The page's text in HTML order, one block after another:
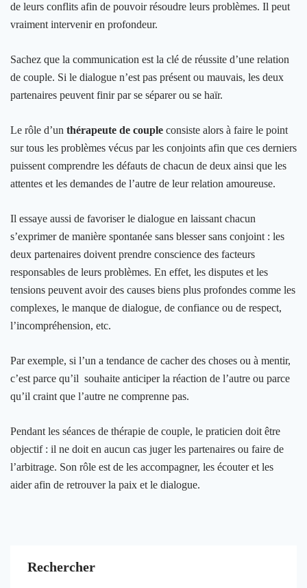
de leurs conflits afin de pouvoir résoudre leurs problèmes. Il peut
vraiment intervenir en profondeur.
Sachez que la communication est la clé de réussite d’une relation
de couple. Si le dialogue n’est pas présent ou mauvais, les deux
partenaires peuvent finir par se séparer ou se haïr.
Le rôle d’un thérapeute de couple consiste alors à faire le point
sur tous les problèmes vécus par les conjoints afin que ces derniers
puissent comprendre les défauts de chacun de deux ainsi que les
attentes et les demandes de l’autre de leur relation amoureuse.
Il essaye aussi de favoriser le dialogue en laissant chacun
s’exprimer de manière spontanée sans blesser sans conjoint : les
deux partenaires doivent prendre conscience des facteurs
responsables de leurs problèmes. En effet, les disputes et les
tensions peuvent avoir des causes biens plus profondes comme les
complexes, le manque de dialogue, de confiance ou de respect,
l’incompréhension, etc.
Par exemple, si l’un a tendance de cacher des choses ou à mentir,
c’est parce qu’il souhaite anticiper la réaction de l’autre ou parce
qu’il craint que l’autre ne comprenne pas.
Pendant les séances de thérapie de couple, le praticien doit être
objectif : il ne doit en aucun cas juger les partenaires ou faire de
l’arbitrage. Son rôle est de les accompagner, les écouter et les
aider afin de retrouver la paix et le dialogue.
Rechercher